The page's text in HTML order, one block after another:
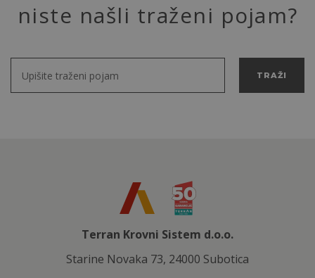
niste našli traženi pojam?
TRAŽI
Terran Krovni Sistem d.o.o.
Starine Novaka 73, 24000 Subotica